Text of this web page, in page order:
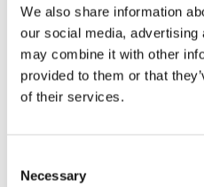
We also share information
our social media,
may combine it with other
provided to them or that
of their services.
Selection
Necessary